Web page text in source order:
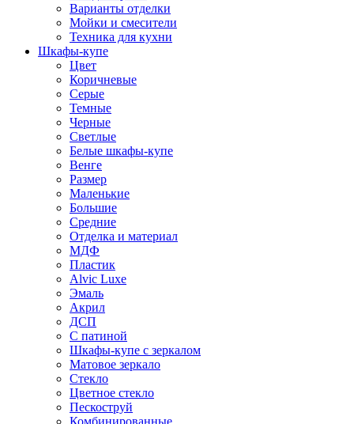
Варианты отделки
Мойки и смесители
Техника для кухни
Шкафы-купе
Цвет
Коричневые
Серые
Темные
Черные
Светлые
Белые шкафы-купе
Венге
Размер
Маленькие
Большие
Средние
Отделка и материал
МДФ
Пластик
Alvic Luxe
Эмаль
Акрил
ДСП
С патиной
Шкафы-купе с зеркалом
Матовое зеркало
Стекло
Цветное стекло
Пескоструй
Комбинированные